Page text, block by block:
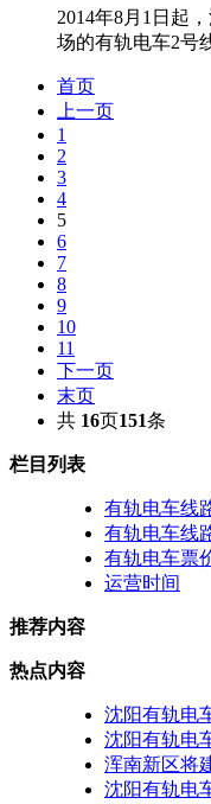
2014年8月1日起
场的有轨电车2号
首页
上一页
1
2
3
4
5
6
7
8
9
10
11
下一页
末页
共 16页151条
栏目列表
有轨电车线
有轨电车线
有轨电车票
运营时间
推荐内容
热点内容
沈阳有轨电
沈阳有轨电
浑南新区将
沈阳有轨电